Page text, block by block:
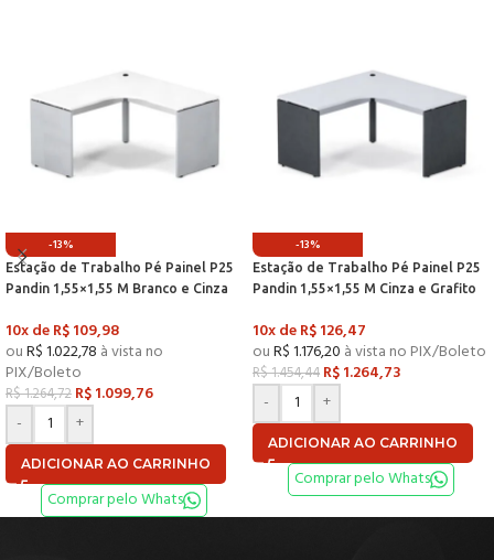
-13%
Estação de Trabalho Pé Painel P25
Pandin 1,55×1,55 M Branco e Cinza
10x deR$109,98
ouR$1.022,78 à vista no
PIX/Boleto
R$1.264,72 R$1.099,76
-
+
ADICIONAR AO CARRINHO
Comprar pelo Whats
-13%
Estação de Trabalho Pé Painel P25
Pandin 1,55×1,55 M Cinza e Grafito
10x deR$126,47
ouR$1.176,20 à vista no PIX/Boleto
R$1.454,44 R$1.264,73
-
+
ADICIONAR AO CARRINHO
Comprar pelo Whats